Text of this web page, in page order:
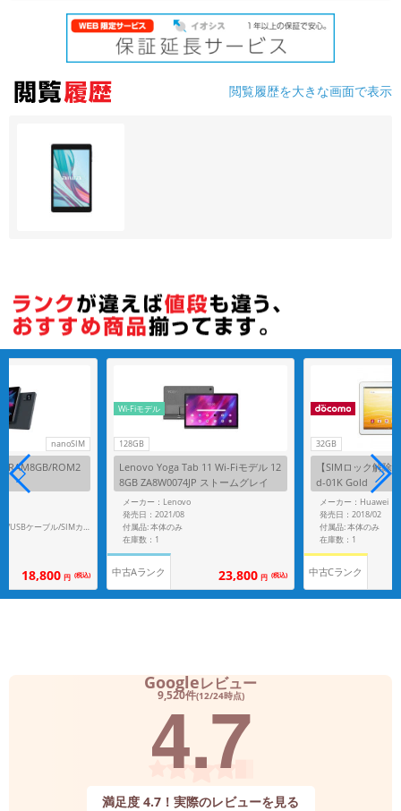
閲覧履歴を大きな画面で表示
nanoSIM
RAM8GB/ROM2
付属品: 箱/ACアダプタ/USBケーブル/SIMカードツール/マニュアル
18,800 円 (税込)
128GB
Wi-Fiモデル
Lenovo Yoga Tab 11 Wi-Fiモデル 12
8GB ZA8W0074JP ストームグレイ
メーカー：Lenovo
発売日：2021/08
付属品: 本体のみ
在庫数：1
中古Aランク 23,800 円 (税込)
32GB
【SIMロック解
d-01K Gold
メーカー：Huawei
発売日：2018/02
付属品: 本体のみ
在庫数：1
中古Cランク
Googleレビュー
9,520件(12/24時点)
4.7
満足度 4.7！実際のレビューを見る
月 から
各項目のチェックボックスは「or検索」となります。
ただし機能別のみ「and検索」となります。